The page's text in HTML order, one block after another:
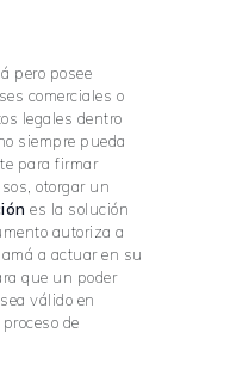
pero posee
comerciales o
legales dentro
siempre pueda
para firmar
otorgar un
es la solución
autoriza a
a actuar en su
que un poder
válido en
de